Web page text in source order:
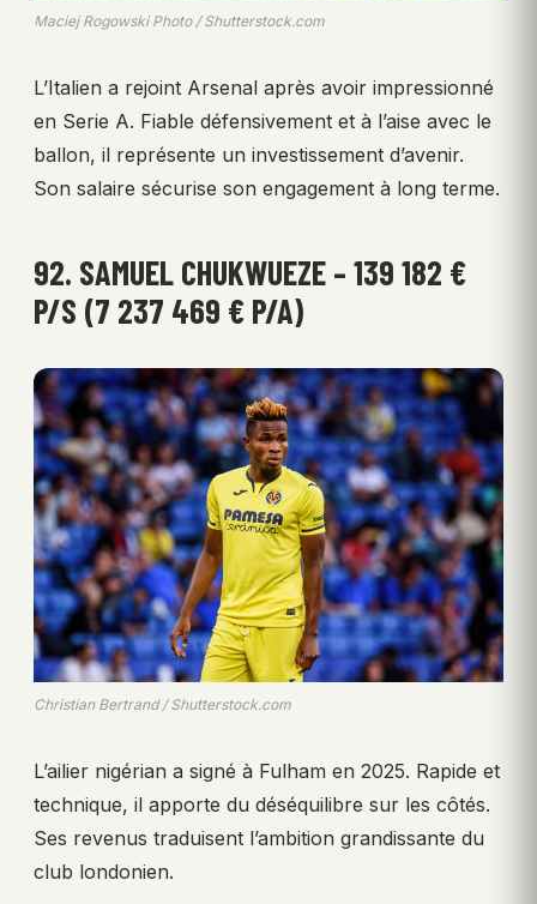
Maciej Rogowski Photo / Shutterstock.com
L’Italien a rejoint Arsenal après avoir impressionné
en Serie A. Fiable défensivement et à l’aise avec le
ballon, il représente un investissement d’avenir.
Son salaire sécurise son engagement à long terme.
92. SAMUEL CHUKWUEZE – 139 182 €
P/S (7 237 469 € P/A)
Christian Bertrand / Shutterstock.com
L’ailier nigérian a signé à Fulham en 2025. Rapide et
technique, il apporte du déséquilibre sur les côtés.
Ses revenus traduisent l’ambition grandissante du
club londonien.